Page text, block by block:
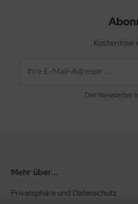
Der Newsletter
Mehr über...
Privatsphäre und Datenschutz